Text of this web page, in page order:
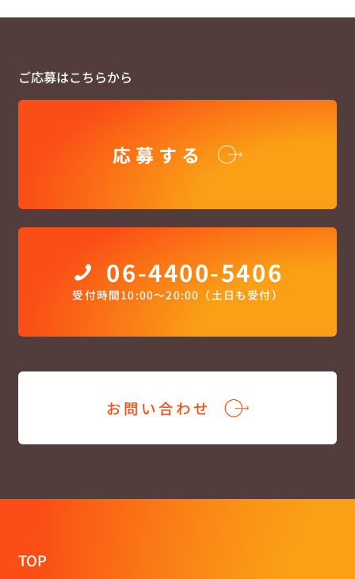
ご応募はこちらから
応募する
06-4400-5406
受付時間10:00〜20:00（土日も受付）
お問い合わせ
TOP